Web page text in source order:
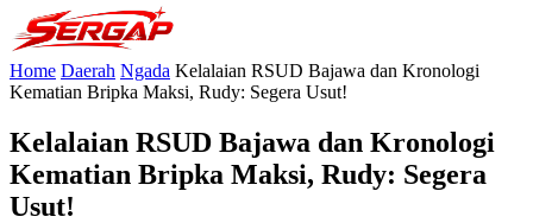
Home Daerah Ngada Kelalaian RSUD Bajawa dan Kronologi
Kematian Bripka Maksi, Rudy: Segera Usut!
Kelalaian RSUD Bajawa dan Kronologi
Kematian Bripka Maksi, Rudy: Segera
Usut!